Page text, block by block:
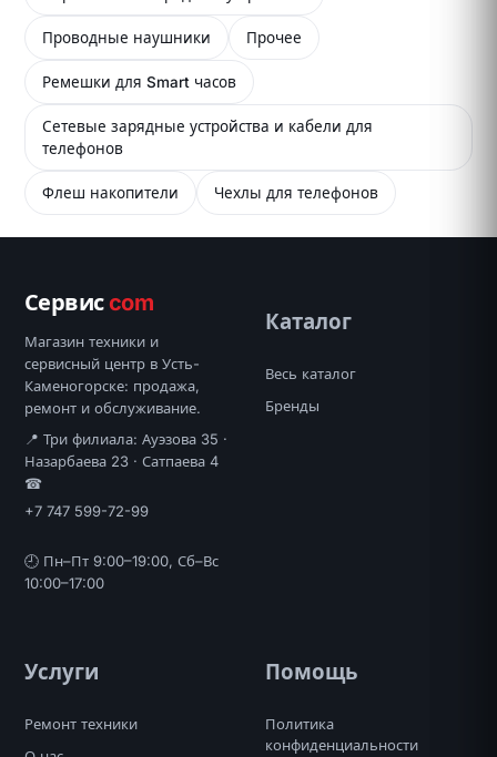
Проводные наушники Прочее
Ремешки для Smart часов
Сетевые зарядные устройства и кабели для
телефонов
Флеш накопители Чехлы для телефонов
Сервисcom
Магазин техники и
сервисный центр в Усть-
Каменогорске: продажа,
ремонт и обслуживание.
📍 Три филиала: Ауэзова 35 ·
Назарбаева 23 · Сатпаева 4
☎
+7 747 599-72-99
🕘 Пн–Пт 9:00–19:00, Сб–Вс
10:00–17:00
Каталог
Весь каталог
Бренды
Услуги
Ремонт техники
Помощь
Политика
конфиденциальности